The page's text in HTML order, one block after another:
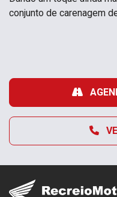
conjunto de carenagem